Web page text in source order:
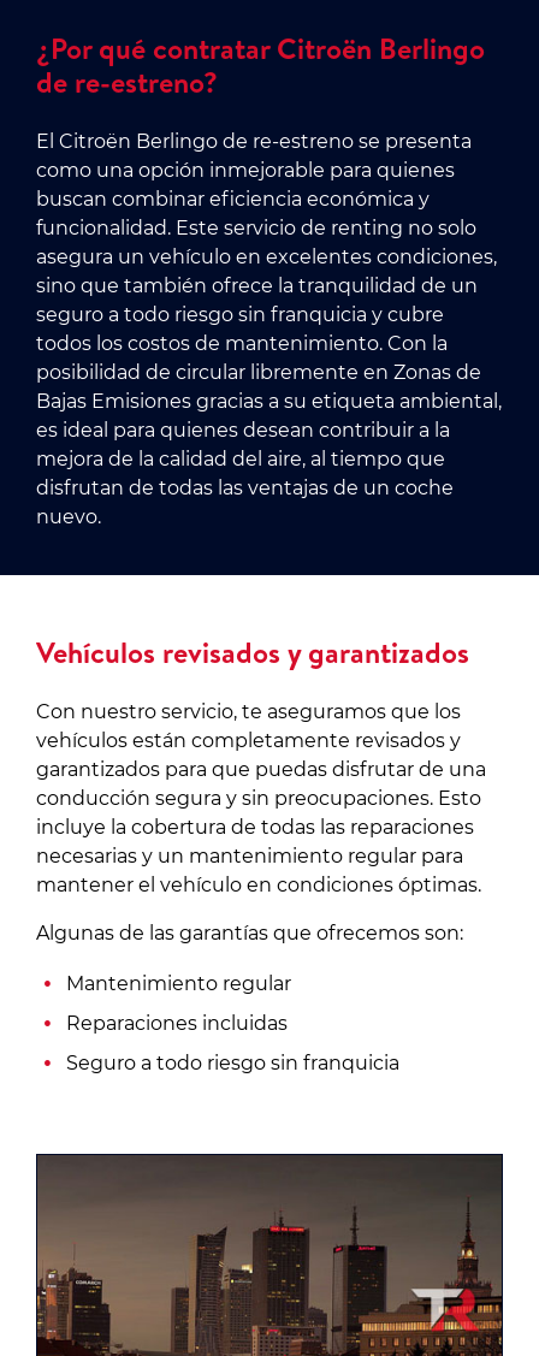
¿Por qué contratar Citroën Berlingo
de re-estreno?
El Citroën Berlingo de re-estreno se presenta
como una opción inmejorable para quienes
buscan combinar eficiencia económica y
funcionalidad. Este servicio de renting no solo
asegura un vehículo en excelentes condiciones,
sino que también ofrece la tranquilidad de un
seguro a todo riesgo sin franquicia y cubre
todos los costos de mantenimiento. Con la
posibilidad de circular libremente en Zonas de
Bajas Emisiones gracias a su etiqueta ambiental,
es ideal para quienes desean contribuir a la
mejora de la calidad del aire, al tiempo que
disfrutan de todas las ventajas de un coche
nuevo.
Vehículos revisados y garantizados
Con nuestro servicio, te aseguramos que los
vehículos están completamente revisados y
garantizados para que puedas disfrutar de una
conducción segura y sin preocupaciones. Esto
incluye la cobertura de todas las reparaciones
necesarias y un mantenimiento regular para
mantener el vehículo en condiciones óptimas.
Algunas de las garantías que ofrecemos son:
Mantenimiento regular
Reparaciones incluidas
Seguro a todo riesgo sin franquicia